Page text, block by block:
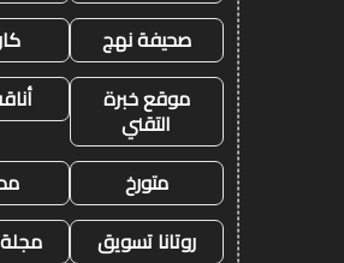
صحيفة نهج
موقع خبرة
التقني
متورخ
روتانا تسويق
مجلة